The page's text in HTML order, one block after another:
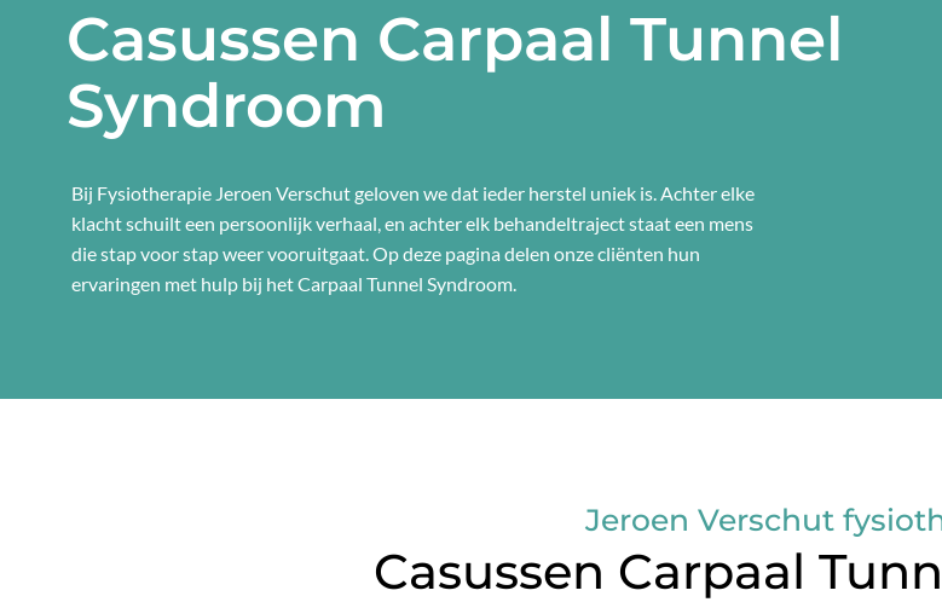
Casussen Carpaal Tunnel
Syndroom
Bij Fysiotherapie Jeroen Verschut geloven we dat ieder herstel uniek is. Achter elke
klacht schuilt een persoonlijk verhaal, en achter elk behandeltraject staat een mens
die stap voor stap weer vooruitgaat. Op deze pagina delen onze cliënten hun
ervaringen met hulp bij het Carpaal Tunnel Syndroom.
Jeroen Verschut
Casussen Carpaal